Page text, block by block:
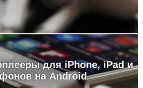
для iPhone, iPad и
на Android